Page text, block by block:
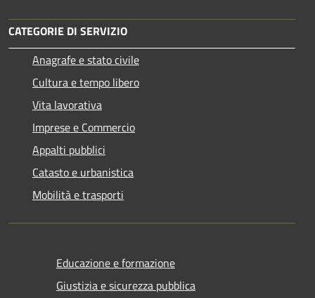
CATEGORIE DI SERVIZIO
Anagrafe e stato civile
Cultura e tempo libero
Vita lavorativa
Imprese e Commercio
Appalti pubblici
Catasto e urbanistica
Mobilità e trasporti
Educazione e formazione
Giustizia e sicurezza pubblica